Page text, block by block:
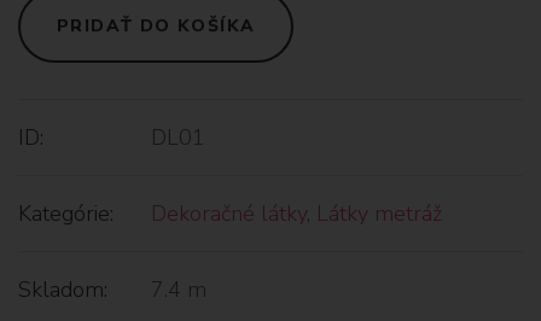
PRIDAŤ DO KOŠÍKA
ID: DL01
Kategórie: Dekoračné látky, Látky metráž
Skladom: 7.4 m